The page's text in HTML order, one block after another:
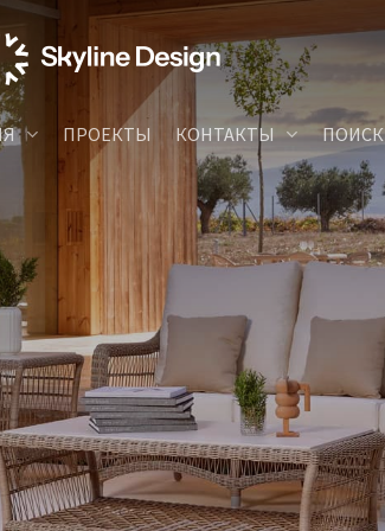
ПРОЕКТЫ КОНТАКТЫ ПОИСК